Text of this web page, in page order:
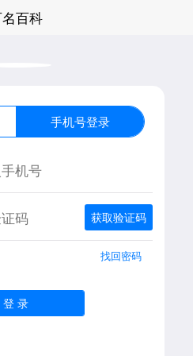
百科
手机号登录
找回密码
登 录